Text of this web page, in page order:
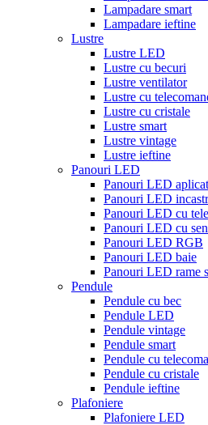
Lampadare smart
Lampadare ieftine
Lustre
Lustre LED
Lustre cu becuri
Lustre ventilator
Lustre cu
Lustre cu cristale
Lustre smart
Lustre vintage
Lustre ieftine
Panouri LED
Panouri LED
Panouri LED
Panouri LED cu
Panouri LED cu
Panouri LED RGB
Panouri LED baie
Panouri LED rame
Pendule
Pendule cu bec
Pendule LED
Pendule vintage
Pendule smart
Pendule cu
Pendule cu cristale
Pendule ieftine
Plafoniere
Plafoniere LED